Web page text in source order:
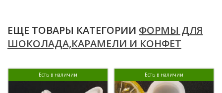
ЕЩЕ ТОВАРЫ КАТЕГОРИИ ФОРМЫ ДЛЯ
ШОКОЛАДА,КАРАМЕЛИ И КОНФЕТ
Есть в наличии Есть в наличии